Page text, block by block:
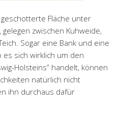
Fläche unter
zwischen Kuhweide,
Sogar eine Bank und eine
sich wirklich um den
Holsteins” handelt, können
natürlich nicht
ihn durchaus dafür